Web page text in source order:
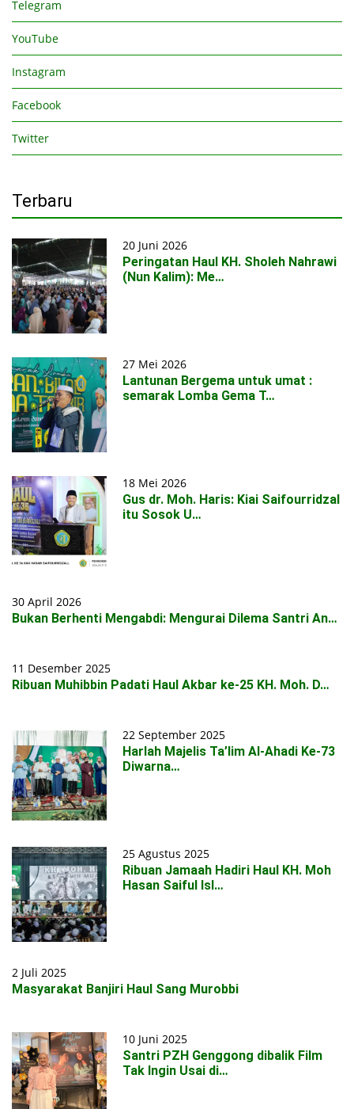
Telegram
YouTube
Instagram
Facebook
Twitter
Terbaru
20 Juni 2026
Peringatan Haul KH. Sholeh Nahrawi
(Nun Kalim): Me…
27 Mei 2026
Lantunan Bergema untuk umat :
semarak Lomba Gema T…
18 Mei 2026
Gus dr. Moh. Haris: Kiai Saifourridzal
itu Sosok U…
30 April 2026
Bukan Berhenti Mengabdi: Mengurai Dilema Santri An…
11 Desember 2025
Ribuan Muhibbin Padati Haul Akbar ke-25 KH. Moh. D…
22 September 2025
Harlah Majelis Ta’lim Al-Ahadi Ke-73
Diwarna…
25 Agustus 2025
Ribuan Jamaah Hadiri Haul KH. Moh
Hasan Saiful Isl…
2 Juli 2025
Masyarakat Banjiri Haul Sang Murobbi
10 Juni 2025
Santri PZH Genggong dibalik Film
Tak Ingin Usai di…